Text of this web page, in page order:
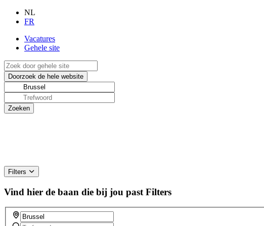
NL
FR
Vacatures
Gehele site
Filters
Vind hier de baan die bij jou past Filters